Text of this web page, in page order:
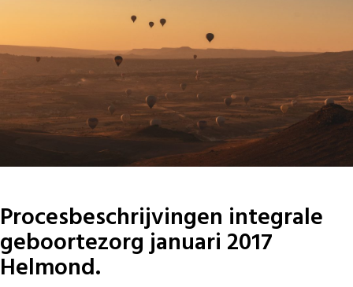
Procesbeschrijvingen integrale
geboortezorg januari 2017
Helmond.